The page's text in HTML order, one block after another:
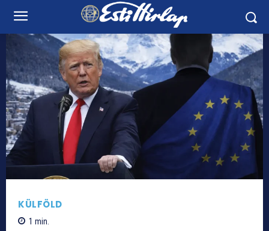
KÜLFÖLD
1 min.